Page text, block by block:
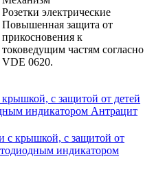
Розетки электрические
Повышенная защита от
прикосновения к
токоведущим частям согласно
VDE 0620.
крышкой, с защитой от детей
индикатором Антрацит